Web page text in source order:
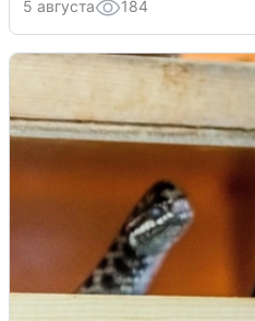
5 августа 184